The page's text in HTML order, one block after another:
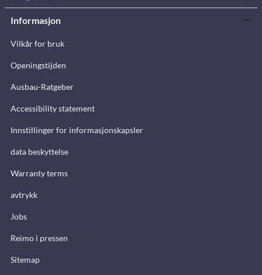
Informasjon
Vilkår for bruk
Openingstijden
Ausbau-Ratgeber
Accessibility statement
Innstillinger for informasjonskapsler
data beskyttelse
Warranty terms
avtrykk
Jobs
Reimo i pressen
Sitemap